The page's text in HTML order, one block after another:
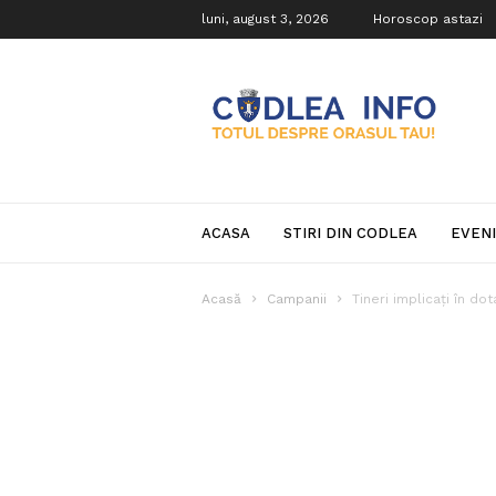
luni, august 3, 2026 Horoscop astazi
Info
ACASA STIRI DIN CODLEA
Acasă Campanii Tineri implicați în